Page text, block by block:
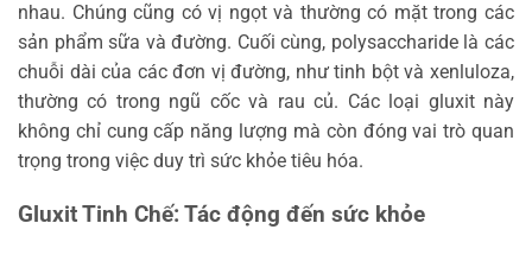
nhau. Chúng cũng có vị ngọt và thường có mặt trong các
sản phẩm sữa và đường. Cuối cùng, polysaccharide là các
chuỗi dài của các đơn vị đường, như tinh bột và xenluloza,
thường có trong ngũ cốc và rau củ. Các loại gluxit này
không chỉ cung cấp năng lượng mà còn đóng vai trò quan
trọng trong việc duy trì sức khỏe tiêu hóa.
Gluxit Tinh Chế: Tác động đến sức khỏe